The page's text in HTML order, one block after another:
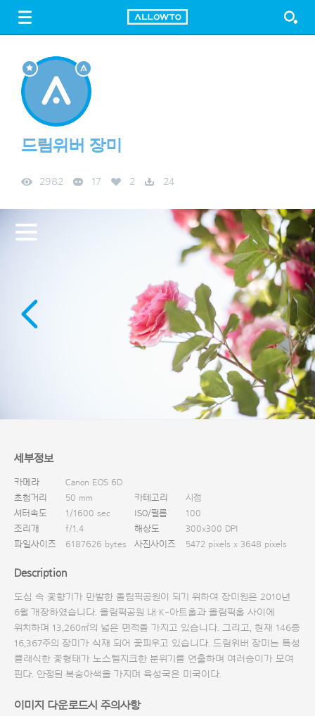
FREE DOWNLOAD
드림위버 장미
2982 17 2 24
세부정보
카메라
Canon EOS 6D
초첨거리
50 mm 카테고리
시점
셔터속도
1/1600 sec ISO/필름
100
조리개
f/1.4 해상도
300x300 DPI
파일사이즈
6187626 bytes 사진사이즈 5472 pixels x 3648 pixels
Description
도심 속 꽃향기가 만발한 올림픽공원이 되기 위하여 장미원은 2010년
6월 개장하였습니다. 올림픽공원 내 K-아트홀과 올림픽홀 사이에
위치하며 13,260㎡의 넓은 면적을 가지고 있습니다. 그리고, 현재 146종
16,367주의 장미가 식재 되어 꽃피우고 있습니다. 드림위버 장미는 특성
클래식한 꽃형태가 노스텔지크한 분위기를 연출하며 여러송이가 모여
핀다. 안정된 복숭아색을 가지며 육성국은 미국이다.
이미지 다운로드시 주의사항